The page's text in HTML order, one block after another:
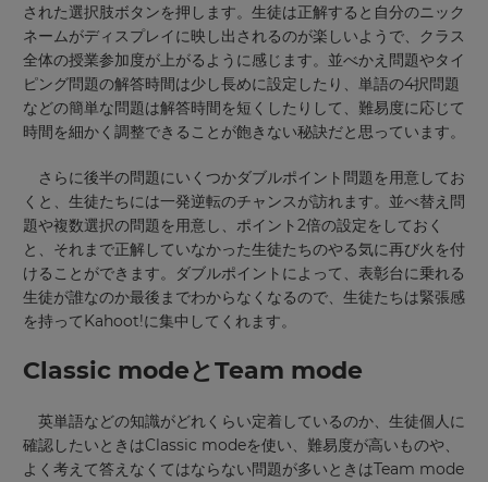
された選択肢ボタンを押します。 生徒は正解すると自分のニック
ネームがディスプレイに映し出されるのが楽しいようで、クラス
全体の授業参加度が上がるように感じます。並べかえ問題やタイ
ピング問題の解答時間は少し長めに設定したり、単語の4択問題
などの簡単な問題は解答時間を短くしたりして、難易度に応じて
時間を細かく 調整できることが飽きない秘訣だと思っています。
さらに後半の問題にいくつかダブルポイント問題を用意してお
くと、生徒たちには一発逆転のチャンスが訪れます。並べ替え問
題や複数選択の問題を用意し、ポイント2倍の設定をしておく
と、それまで正解していなかった生徒たちのやる気に再び火を付
けることができます。ダブルポイントによって、表彰台に乗れる
生徒が誰なのか最後までわからなくなるので、生徒たちは緊張感
を持ってKahoot!に集中してくれます。
Classic modeとTeam mode
英単語などの知識がどれくらい定着しているのか、生徒個人に
確認したいときはClassic modeを使い、難易度が高いものや、
よく考えて答えなくてはならない問題が多いときはTeam mode